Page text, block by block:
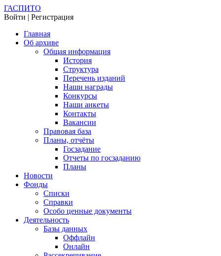
ГАСПИТО
Войти | Регистрация
Главная
Об архиве
Общая информация
История
Структура
Перечень изданий
Наши награды
Конкурсы
Наши анкеты
Контакты
Вакансии
Правовая база
Планы, отчёты
Госзадание
Отчеты по госзаданию
Планы
Новости
Фонды
Списки
Справки
Особо ценные документы
Деятельность
Базы данных
Оффлайн
Онлайн